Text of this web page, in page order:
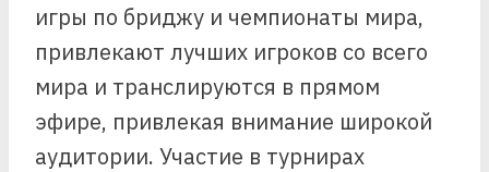
игры по бриджу и чемпионаты мира,
привлекают лучших игроков со всего
мира и транслируются в прямом
эфире, привлекая внимание широкой
аудитории. Участие в турнирах